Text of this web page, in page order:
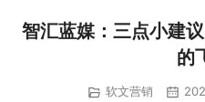
智汇蓝媒：三点小建
的
软文营销